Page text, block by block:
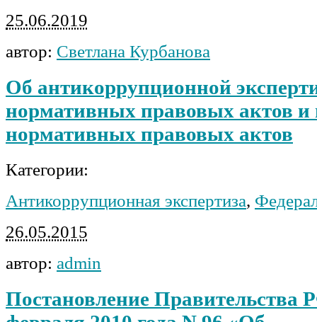
25.06.2019
автор: Светлана Курбанова
Об антикоррупционной
нормативных правовых актов и
нормативных правовых актов
Категории:
Антикоррупционная экспертиза,
26.05.2015
автор: admin
Постановление Правительства